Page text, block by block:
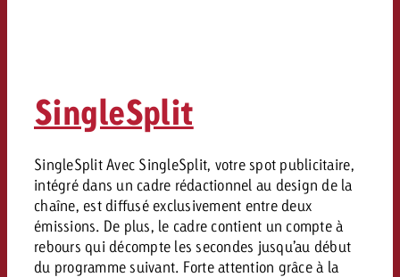
SingleSplit
SingleSplit Avec SingleSplit, votre spot publicitaire,
intégré dans un cadre rédactionnel au design de la
chaîne, est diffusé exclusivement entre deux
émissions. De plus, le cadre contient un compte à
rebours qui décompte les secondes jusqu’au début
du programme suivant. Forte attention grâce à la